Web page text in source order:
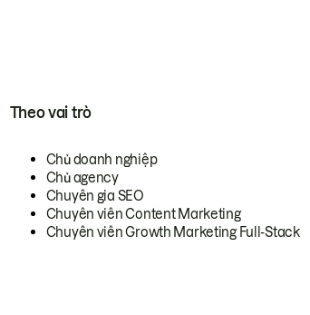
Theo vai trò
Chủ doanh nghiệp
Chủ agency
Chuyên gia SEO
Chuyên viên Content Marketing
Chuyên viên Growth Marketing Full-Stack